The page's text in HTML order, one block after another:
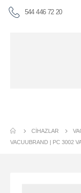
544 446 72 20
CIHAZLAR
VACUUBRAND | PC 3002